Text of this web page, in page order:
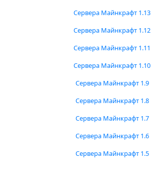
Сервера Майнкрафт 1.13
Сервера Майнкрафт 1.12
Сервера Майнкрафт 1.11
Сервера Майнкрафт 1.10
Сервера Майнкрафт 1.9
Сервера Майнкрафт 1.8
Сервера Майнкрафт 1.7
Сервера Майнкрафт 1.6
Сервера Майнкрафт 1.5